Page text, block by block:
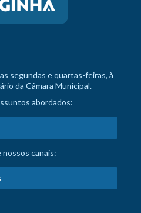
segundas e quartas-feiras, à
da Câmara Municipal.
abordados:
canais: